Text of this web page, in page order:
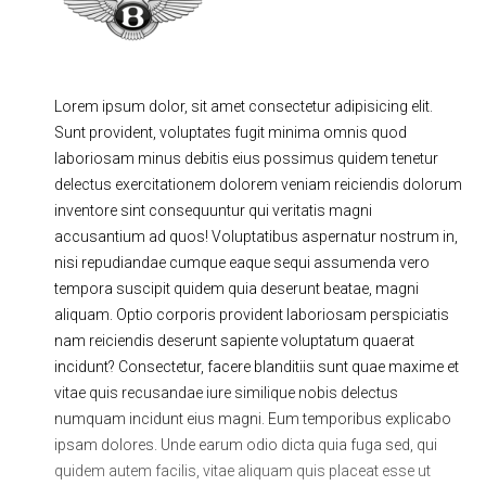
Ходовая часть
Запчасти Двигатель
Тормозная система Замена Ремней
Lorem ipsum dolor, sit amet consectetur adipisicing elit.
Sunt provident, voluptates fugit minima omnis quod
laboriosam minus debitis eius possimus quidem tenetur
delectus exercitationem dolorem veniam reiciendis dolorum
inventore sint consequuntur qui veritatis magni
accusantium ad quos! Voluptatibus aspernatur nostrum in,
nisi repudiandae cumque eaque sequi assumenda vero
tempora suscipit quidem quia deserunt beatae, magni
aliquam. Optio corporis provident laboriosam perspiciatis
nam reiciendis deserunt sapiente voluptatum quaerat
incidunt? Consectetur, facere blanditiis sunt quae maxime et
vitae quis recusandae iure similique nobis delectus
numquam incidunt eius magni. Eum temporibus explicabo
ipsam dolores. Unde earum odio dicta quia fuga sed, qui
quidem autem facilis, vitae aliquam quis placeat esse ut